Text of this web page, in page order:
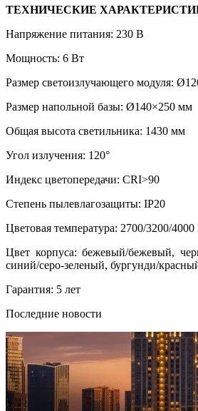
ТЕХНИЧЕСКИЕ
Напряжение питания: 230 В
Мощность: 6 Вт
Размер светоизлучающего модуля:
Размер напольной базы: Ø140×250 мм
Общая высота светильника: 1430 мм
Угол излучения: 120°
Индекс цветопередачи: CRI>90
Степень пылевлагозащиты: IP20
Цветовая температура: 2700/3200/
Цвет корпуса: бежевый/бежевый,
синий/серо-зеленый, бургунди/
Гарантия: 5 лет
Последние новости